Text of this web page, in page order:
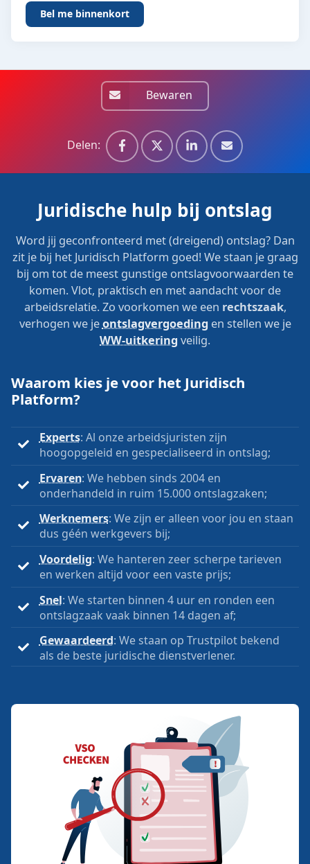
Bewaren
Delen:
Juridische hulp bij ontslag
Word jij geconfronteerd met (dreigend) ontslag? Dan
zit je bij het Juridisch Platform goed! We staan je graag
bij om tot de meest gunstige ontslagvoorwaarden te
komen. Vlot, praktisch en met aandacht voor de
arbeidsrelatie. Zo voorkomen we een rechtszaak,
verhogen we jeontslagvergoeding en stellen we je
WW-uitkering veilig.
Waarom kies je voor het Juridisch
Platform?
Experts: Al onze arbeidsjuristen zijn
hoogopgeleid en gespecialiseerd in ontslag;
Ervaren: We hebben sinds 2004 en
onderhandeld in ruim 15.000 ontslagzaken;
Werknemers: We zijn er alleen voor jou en staan
dus géén werkgevers bij;
Voordelig: We hanteren zeer scherpe tarieven
en werken altijd voor een vaste prijs;
Snel: We starten binnen 4 uur en ronden een
ontslagzaak vaak binnen 14 dagen af;
Gewaardeerd: We staan op Trustpilot bekend
als de beste juridische dienstverlener.